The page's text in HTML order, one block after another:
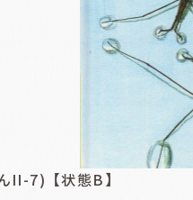
II-7)【状態B】